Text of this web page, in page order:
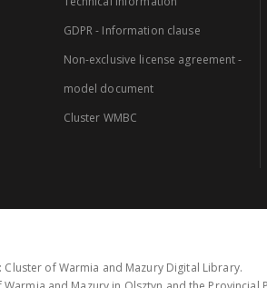
GDPR - Information clause
Non-exclusive license agreement -
model document
Cluster WMBC
of Warmia and Mazury Digital Library.